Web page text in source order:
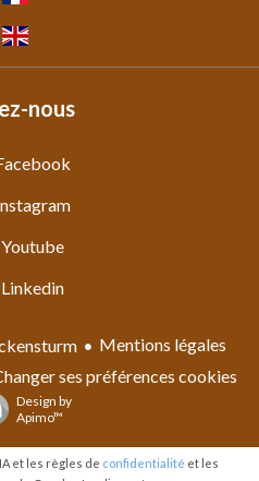
nous
Youtube
Linkedin
Mentions légales
ses préférences cookies
Design by
Apimo™
et les règles de confidentialité et les